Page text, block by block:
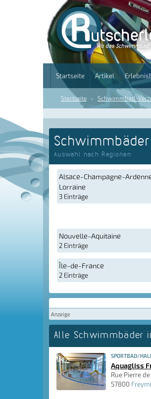
Startseite Artikel
Startseite Schwimmbad-
Auswahl nach Regionen
Alsace-Champagne-
Lorraine
3 Einträge
Nouvelle-Aquitaine
2 Einträge
Île-de-France
2 Einträge
Anzeige
Alle Schwimmbäder
SPORTBAD/
Aquagliss
Rue Pierre
57800